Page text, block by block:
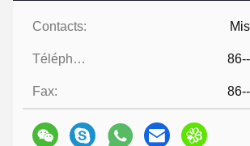
Contacts:
Téléphone:
Fax: